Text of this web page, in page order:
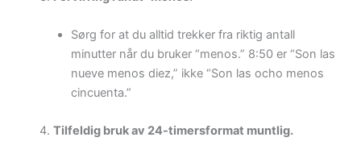
Sørg for at du alltid trekker fra riktig antall
minutter når du bruker “menos.” 8:50 er “Son las
nueve menos diez,” ikke “Son las ocho menos
cincuenta.”
Tilfeldig bruk av 24-timersformat muntlig.